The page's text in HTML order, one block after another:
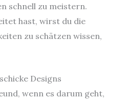
schnell zu meistern.
hast, wirst du die
zu schätzen wissen,
Designs
wenn es darum geht,